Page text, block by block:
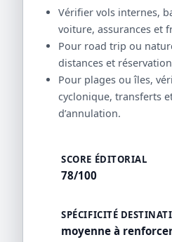
Vérifier vols internes,
voiture, assurances et
Pour road trip ou
distances et
Pour plages ou îles,
cyclonique, transferts
d’annulation.
SCORE ÉDITORIAL
78/100
SPÉCIFICITÉ
moyenne à